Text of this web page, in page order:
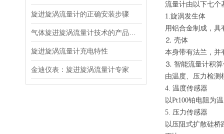
旋进旋涡流量计的正确安装步骤
旋进旋涡流量计充电特性
金迪仪表：旋进旋涡流量计专家
流量计由以下七个
1.旋涡发生体
用铝合金制成，具
⒉ 壳体
本身带有法兰，并
⒊ 智能流量计积算
由温度、压力检测
4. 温度传感器
以Pt100铂电阻为
5. 压力传感器
以压阻式扩散硅